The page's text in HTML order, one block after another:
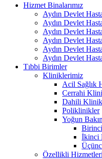
Hizmet Binalarımız
Aydın Devlet
Aydın Devlet
Aydın Devlet
Aydın Devlet
Aydın Devlet
Aydın Devlet
Tıbbi Birimler
Kliniklerimiz
Acil Sağlık
Cerrahi
Dahili
Poliklinikler
Yoğun
İkinci
Özellikli